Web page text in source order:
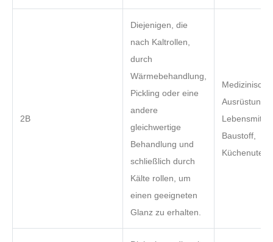
2B
Diejenigen, die
nach Kaltrollen,
durch
Wärmebehandlung,
Pickling oder eine
andere
gleichwertige
Behandlung und
schließlich durch
Kälte rollen, um
einen geeigneten
Glanz zu erhalten.
Medizinische
Ausrüstung,
Baustoff,